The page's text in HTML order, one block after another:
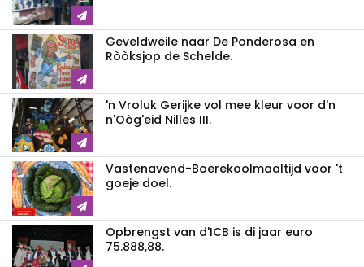
Geveldweile naar De Ponderosa en
Ròòksjop de Schelde.
'n Vroluk Gerijke vol mee kleur voor d'n
n'Oòg'eid Nilles III.
Vastenavend-Boerekoolmaaltijd voor 't
goeje doel.
Opbrengst van d'ICB is di jaar euro
75.888,88.